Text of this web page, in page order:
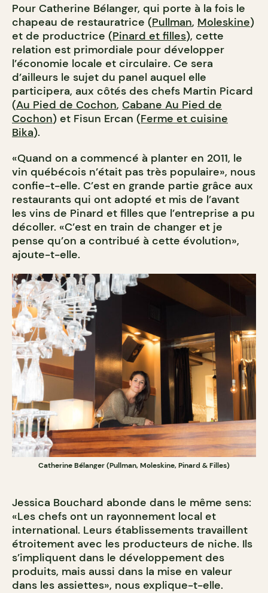
Pour Catherine Bélanger, qui porte à la fois le
chapeau de restauratrice (Pullman, Moleskine)
et de productrice (Pinard et filles), cette
relation est primordiale pour développer
l’économie locale et circulaire. Ce sera
d’ailleurs le sujet du panel auquel elle
participera, aux côtés des chefs Martin Picard
(Au Pied de Cochon, Cabane Au Pied de
Cochon) et Fisun Ercan (Ferme et cuisine
Bika).
«Quand on a commencé à planter en 2011, le
vin québécois n’était pas très populaire», nous
confie-t-elle. C’est en grande partie grâce aux
restaurants qui ont adopté et mis de l’avant
les vins de Pinard et filles que l’entreprise a pu
décoller. «C’est en train de changer et je
pense qu’on a contribué à cette évolution»,
ajoute-t-elle.
Catherine Bélanger (Pullman, Moleskine, Pinard & Filles)
Jessica Bouchard abonde dans le même sens:
«Les chefs ont un rayonnement local et
international. Leurs établissements travaillent
étroitement avec les producteurs de niche. Ils
s’impliquent dans le développement des
produits, mais aussi dans la mise en valeur
dans les assiettes», nous explique-t-elle.